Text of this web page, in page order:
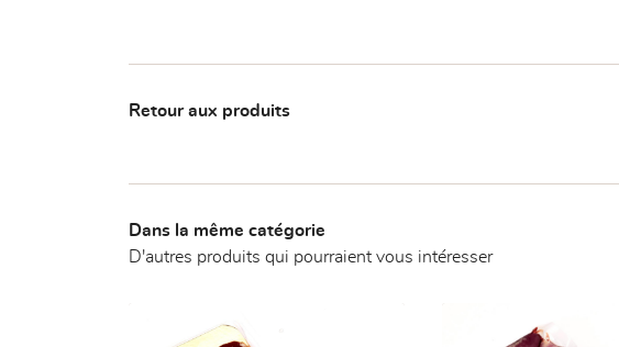
Retour aux produits
Dans la même catégorie
D'autres produits qui pourraient vous intéresser